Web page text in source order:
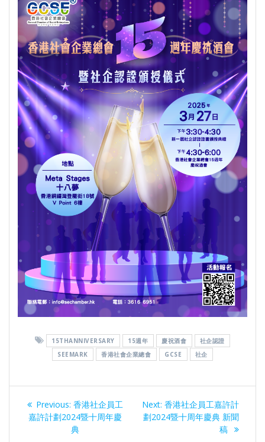
15THANNIVERSARY 15週年 慶祝酒會
社企認證
SEEMARK
香港社會企業總會 GCSE 社企
Post
navigation
Previous: Previous
post:
香港社企員⼯
嘉許計劃2024暨十周年慶
典
Next: Next
post:
香港社企員工嘉許計
劃2024暨十周年慶典 新聞
稿